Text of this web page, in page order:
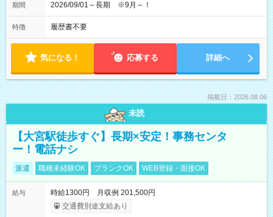
期間 2026/09/01～長期 ※9月～！
特徴 履歴書不要
気になる！ 応募する 詳細へ
掲載日：2026.08.06
未読
【大宮駅徒歩すぐ】長期×安定！事務センタ
ー！電話ナシ
派遣 職種未経験OK ブランクOK WEB登録・面接OK
給与
時給1300円 月収例 201,500円
交通費別途支給あり